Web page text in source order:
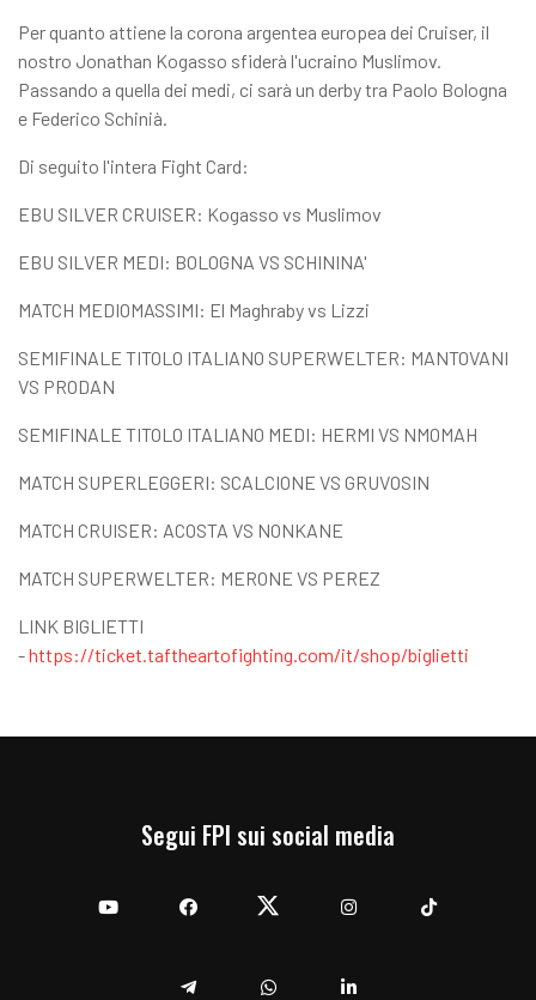
Per quanto attiene la corona argentea europea dei Cruiser, il
nostro Jonathan Kogasso sfiderà l'ucraino Muslimov.
Passando a quella dei medi, ci sarà un derby tra Paolo Bologna
e Federico Schinià.
Di seguito l'intera Fight Card:
EBU SILVER CRUISER: Kogasso vs Muslimov
EBU SILVER MEDI: BOLOGNA VS SCHININA'
MATCH MEDIOMASSIMI: El Maghraby vs Lizzi
SEMIFINALE TITOLO ITALIANO SUPERWELTER: MANTOVANI
VS PRODAN
SEMIFINALE TITOLO ITALIANO MEDI: HERMI VS NMOMAH
MATCH SUPERLEGGERI: SCALCIONE VS GRUVOSIN
MATCH CRUISER: ACOSTA VS NONKANE
MATCH SUPERWELTER: MERONE VS PEREZ
LINK BIGLIETTI
-https://ticket.taftheartofighting.com/it/shop/biglietti
Segui FPI sui social media